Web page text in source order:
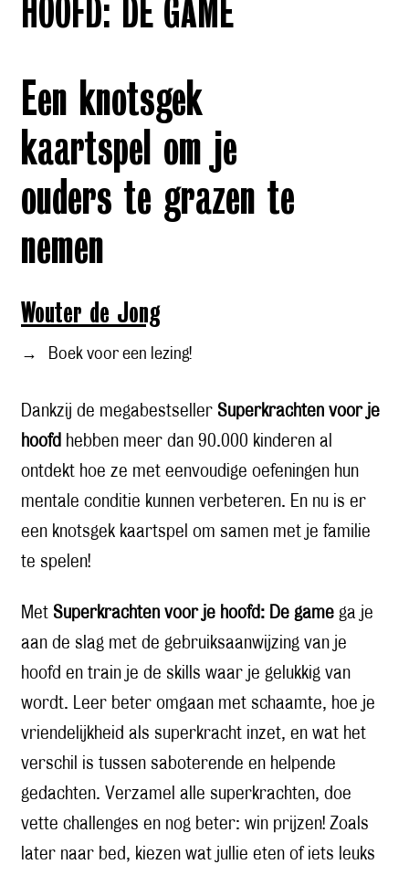
HOOFD: DE GAME
Een knotsgek
kaartspel om je
ouders te grazen te
nemen
Wouter de Jong
→ Boek voor een lezing!
Dankzij de megabestseller Superkrachten voor je
hoofd hebben meer dan 90.000 kinderen al
ontdekt hoe ze met eenvoudige oefeningen hun
mentale conditie kunnen verbeteren. En nu is er
een knotsgek kaartspel om samen met je familie
te spelen!
Met Superkrachten voor je hoofd: De game ga je
aan de slag met de gebruiksaanwijzing van je
hoofd en train je de skills waar je gelukkig van
wordt. Leer beter omgaan met schaamte, hoe je
vriendelijkheid als superkracht inzet, en wat het
verschil is tussen saboterende en helpende
gedachten. Verzamel alle superkrachten, doe
vette challenges en nog beter: win prijzen! Zoals
later naar bed, kiezen wat jullie eten of iets leuks